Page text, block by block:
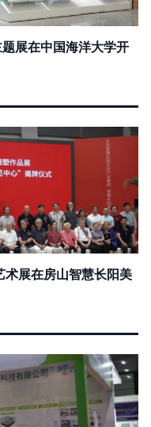
展在中国海洋大学开
术展在房山智慧长阳美